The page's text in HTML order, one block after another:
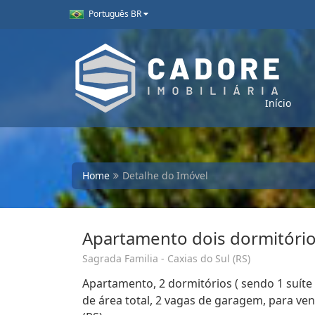
Português BR
Início
Home Detalhe do Imóvel
Apartamento dois
Sagrada Familia - Caxias do Sul (RS)
Apartamento, 2 dormitórios ( sendo 1 suíte
de área total, 2 vagas de garagem, para